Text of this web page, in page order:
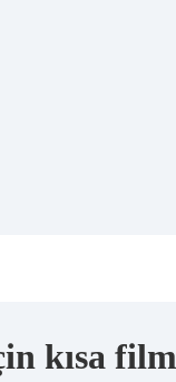
kısa film